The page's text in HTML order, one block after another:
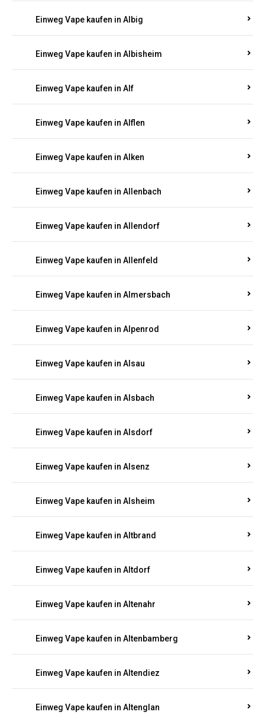
Einweg Vape kaufen in Albig
Einweg Vape kaufen in Albisheim
Einweg Vape kaufen in Alf
Einweg Vape kaufen in Alflen
Einweg Vape kaufen in Alken
Einweg Vape kaufen in Allenbach
Einweg Vape kaufen in Allendorf
Einweg Vape kaufen in Allenfeld
Einweg Vape kaufen in Almersbach
Einweg Vape kaufen in Alpenrod
Einweg Vape kaufen in Alsau
Einweg Vape kaufen in Alsbach
Einweg Vape kaufen in Alsdorf
Einweg Vape kaufen in Alsenz
Einweg Vape kaufen in Alsheim
Einweg Vape kaufen in Altbrand
Einweg Vape kaufen in Altdorf
Einweg Vape kaufen in Altenahr
Einweg Vape kaufen in Altenbamberg
Einweg Vape kaufen in Altendiez
Einweg Vape kaufen in Altenglan